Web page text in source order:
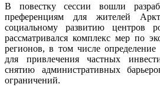
В повестку сессии вошли
преференциям для жителей
социальному развитию центров
рассматривался комплекс мер по
регионов, в том числе определение
для привлечения частных
снятию административных
ограничений.